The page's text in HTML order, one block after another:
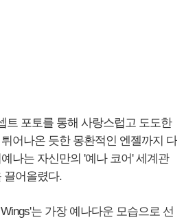
트 포토를 통해 사랑스럽고 도도한
어나온 듯한 몽환적인 엔젤까지 다
나는 자신만의 '예나 코어' 세계관
끌어올렸다.
는 가장 예나다운 모습으로 선